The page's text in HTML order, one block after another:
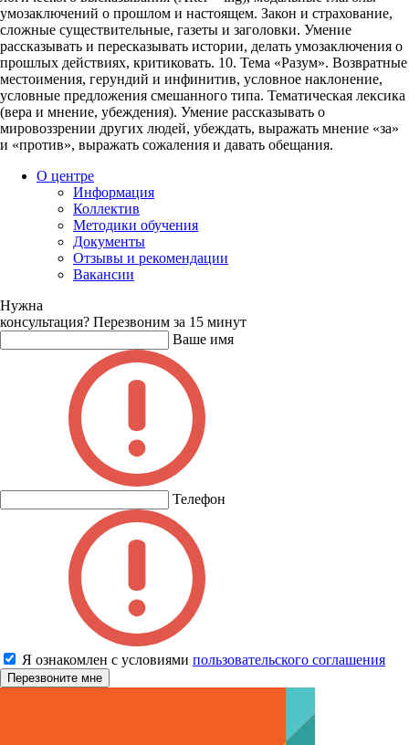
умозаключений о прошлом и настоящем. Закон и страхование,
сложные существительные, газеты и заголовки. Умение
рассказывать и пересказывать истории, делать умозаключения о
прошлых действиях, критиковать. 10. Тема «Разум». Возвратные
местоимения, герундий и инфинитив, условное наклонение,
условные предложения смешанного типа. Тематическая лексика
(вера и мнение, убеждения). Умение рассказывать о
мировоззрении других людей, убеждать, выражать мнение «за»
и «против», выражать сожаления и давать обещания.
О центре
Информация
Коллектив
Методики обучения
Документы
Отзывы и рекомендации
Вакансии
Нужна
консультация? Перезвоним за 15 минут
Ваше имя
Телефон
Я ознакомлен с условиями пользовательского соглашения